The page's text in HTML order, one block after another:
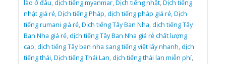
lào ở đâu,dịch tiếng myanmar,Dịch tiếng nhật,Dịch tiếng
nhật giá rẻ,Dịch tiếng Pháp,dịch tiếng pháp giá rẻ,Dịch
tiếng rumani giá rẻ,Dịch tiếng Tây Ban Nha,dịch tiếng Tây
Ban Nha giá rẻ,dịch tiếng Tây Ban Nha giá rẻ chất lượng
cao,dịch tiếng Tây ban nha sang tiếng việt lấy nhanh,dịch
tiếng thái,Dịch tiếng Thái Lan,dịch tiếng thái lan miễn phí,